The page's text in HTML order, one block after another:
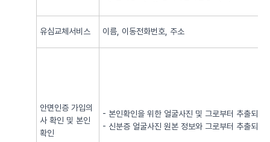
유심교체서비스 이름, 이동전화번호, 주소
안면인증 가입의
사 확인 및 본인
확인
- 본인확인을 위한 얼굴사진 및 그로부터 추출되어
- 신분증 얼굴사진 원본 정보와 그로부터 추출되어